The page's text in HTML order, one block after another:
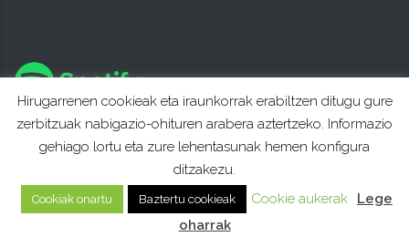
Hirugarrenen cookieak eta iraunkorrak erabiltzen ditugu gure
zerbitzuak nabigazio-ohituren arabera aztertzeko. Informazio
gehiago lortu eta zure lehentasunak hemen konfigura
ditzakezu.
Cookiak onartu Baztertu cookieak Cookie aukerak
Lege
oharrak